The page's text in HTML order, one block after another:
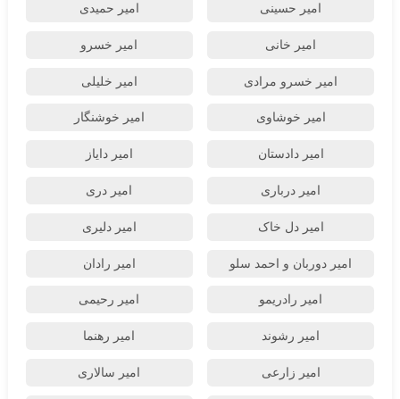
امیر حسینی امیر حمیدی
امیر خانی امیر خسرو
امیر خسرو مرادی امیر خلیلی
امیر خوشاوی امیر خوشنگار
امیر دادستان امیر دایاز
امیر درباری امیر دری
امیر دل خاک امیر دلیری
امیر دوربان و احمد سلو امیر رادان
امیر رادریمو امیر رحیمی
امیر رشوند امیر رهنما
امیر زارعی امیر سالاری